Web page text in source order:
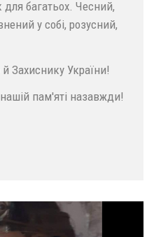
багатьох. Чесний,
у собі, розусний,
Захиснику України!
пам'яті назавжди!